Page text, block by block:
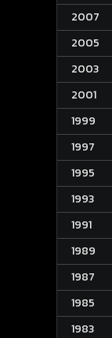
2007
2005
2003
2001
1999
1997
1995
1993
1991
1989
1987
1985
1983